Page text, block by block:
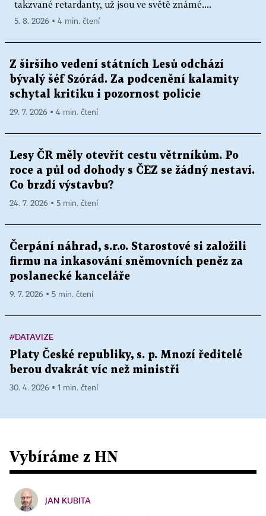
takzvané retardanty, už jsou ve světě známé....
5. 8. 2026 ▪ 4 min. čtení
Z širšího vedení státních Lesů odchází
bývalý šéf Szórád. Za podcenění kalamity
schytal kritiku i pozornost policie
29. 7. 2026 ▪ 4 min. čtení
Lesy ČR měly otevřít cestu větrníkům. Po
roce a půl od dohody s ČEZ se žádný nestaví.
Co brzdí výstavbu?
24. 7. 2026 ▪ 5 min. čtení
Čerpání náhrad, s.r.o. Starostové si založili
firmu na inkasování sněmovních peněz za
poslanecké kanceláře
9. 7. 2026 ▪ 5 min. čtení
#DATAVIZE
Platy České republiky, s. p. Mnozí ředitelé
berou dvakrát víc než ministři
30. 4. 2026 ▪ 1 min. čtení
Vybíráme z HN
JAN KUBITA